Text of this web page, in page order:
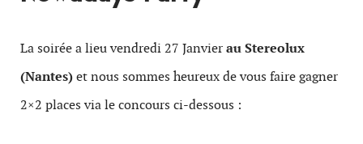
La soirée a lieu vendredi 27 Janvierau Stereolux
(Nantes)et nous sommes heureux de vous faire gagner
2×2 places via le concours ci-dessous :